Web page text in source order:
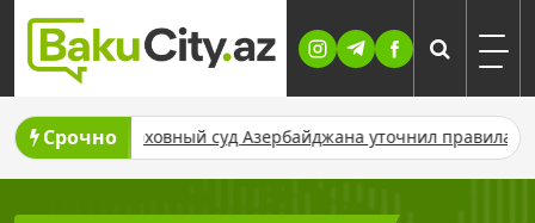
Skip
content
Срочно
Верховный суд Азербайджана уточнил правила выплаты